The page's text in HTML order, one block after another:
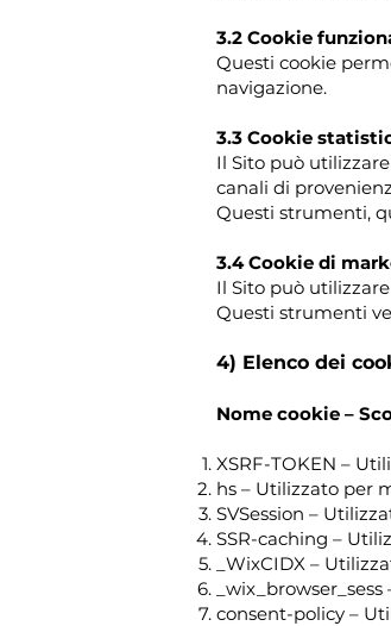
3.2 Cookie
Questi cookie
navigazione.
3.3 Cookie
Il Sito può
canali di
Questi strumenti,
3.4 Cookie di
Il Sito può
Questi strumenti
4) Elenco dei
Nome cookie –
XSRF-TOKEN –
hs – Utilizzato per
SVSession –
SSR-caching –
_WixCIDX –
consent-policy –